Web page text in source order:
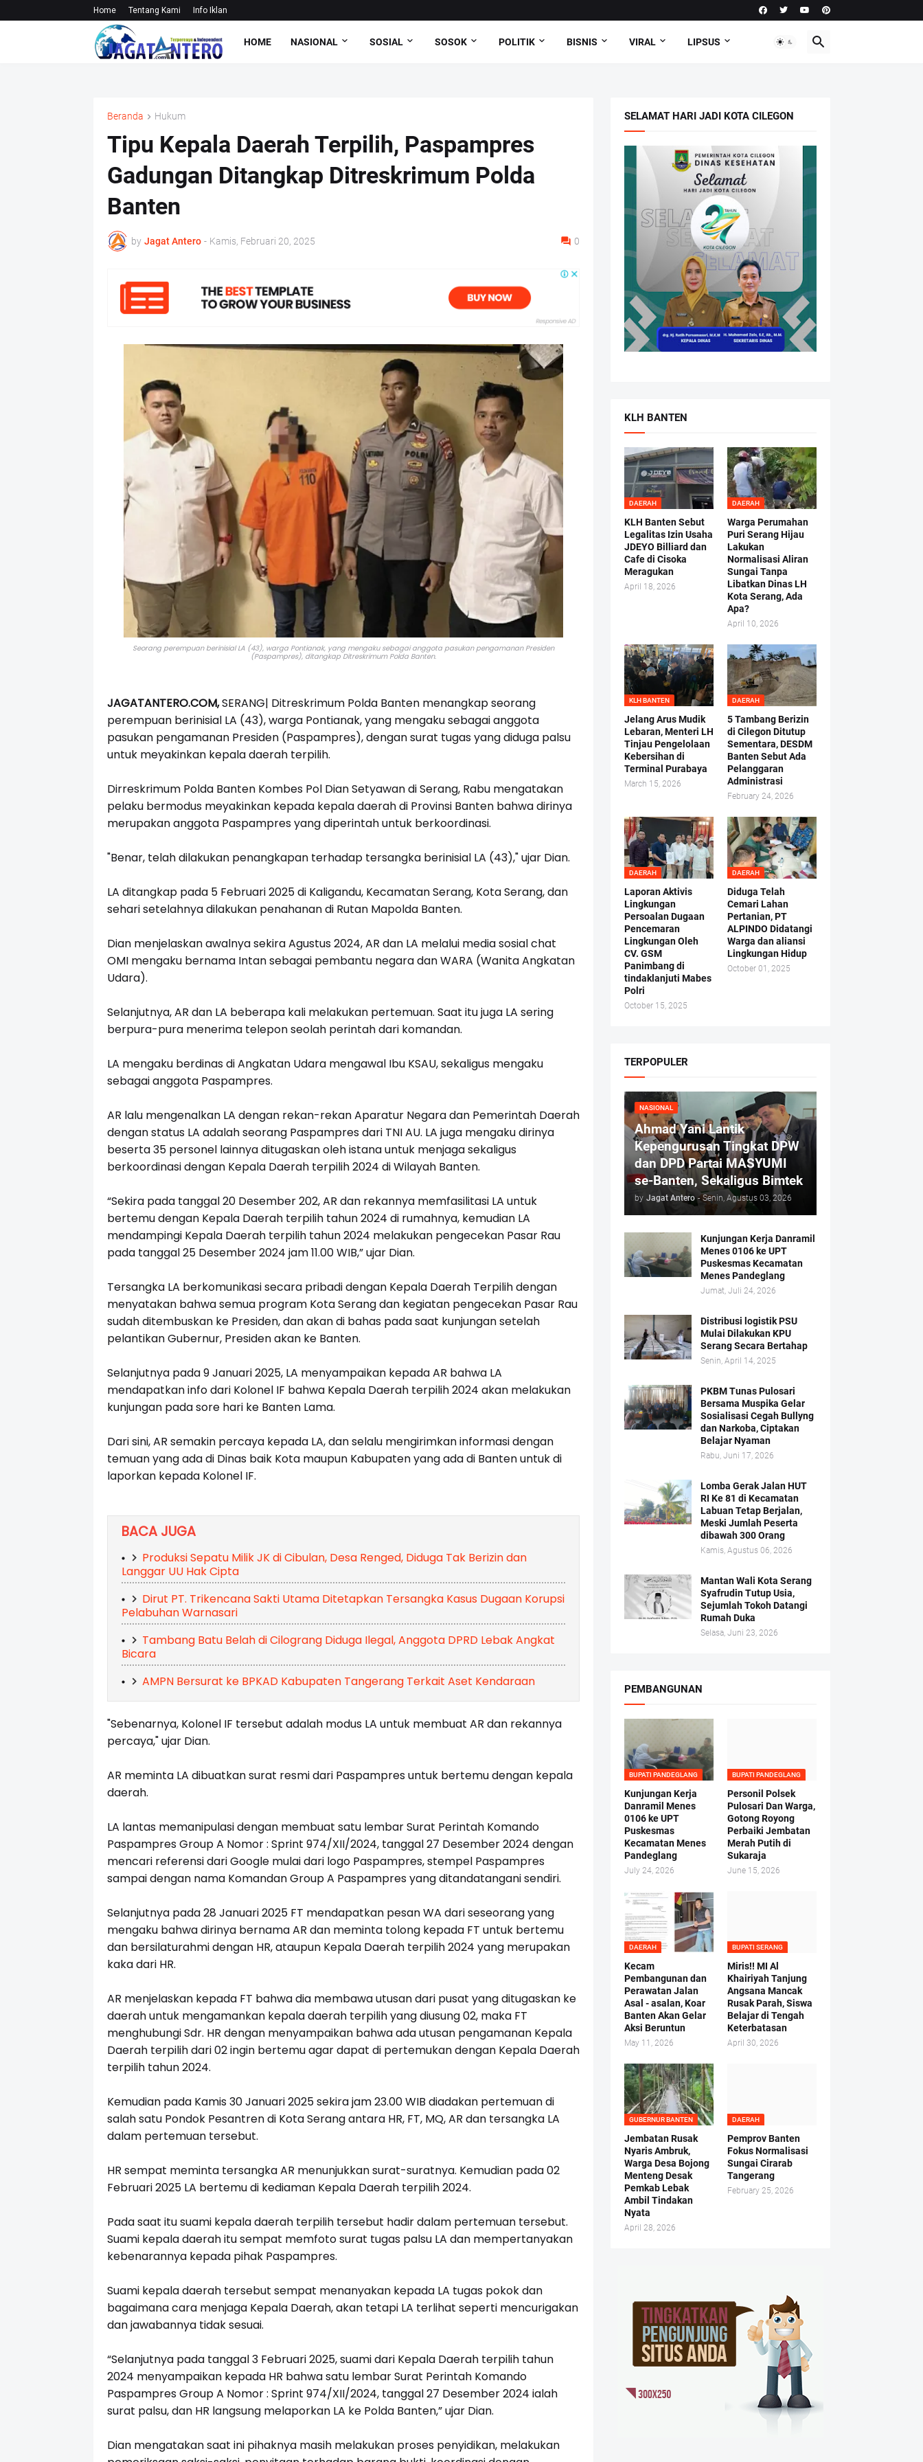
Home Tentang Kami Info Iklan
HOME NASIONAL SOSIAL SOSOK POLITIK BISNIS VIRAL LIPSUS
Beranda Hukum
Tipu Kepala Daerah Terpilih, Paspampres
Gadungan Ditangkap Ditreskrimum Polda
Banten
by Jagat Antero - Kamis, Februari 20, 2025 0
Seorang perempuan berinisial LA (43), warga Pontianak, yang mengaku sebagai anggota pasukan pengamanan Presiden
(Paspampres), ditangkap Ditreskrimum Polda Banten.
JAGATANTERO.COM,SERANG| Ditreskrimum Polda Banten menangkap seorang
perempuan berinisial LA (43), warga Pontianak, yang mengaku sebagai anggota
pasukan pengamanan Presiden (Paspampres), dengan surat tugas yang diduga palsu
untuk meyakinkan kepala daerah terpilih.
Dirreskrimum Polda Banten Kombes Pol Dian Setyawan di Serang, Rabu mengatakan
pelaku bermodus meyakinkan kepada kepala daerah di Provinsi Banten bahwa dirinya
merupakan anggota Paspampres yang diperintah untuk berkoordinasi.
"Benar, telah dilakukan penangkapan terhadap tersangka berinisial LA (43)," ujar Dian.
LA ditangkap pada 5 Februari 2025 di Kaligandu, Kecamatan Serang, Kota Serang, dan
sehari setelahnya dilakukan penahanan di Rutan Mapolda Banten.
Dian menjelaskan awalnya sekira Agustus 2024, AR dan LA melalui media sosial chat
OMI mengaku bernama Intan sebagai pembantu negara dan WARA (Wanita Angkatan
Udara).
Selanjutnya, AR dan LA beberapa kali melakukan pertemuan. Saat itu juga LA sering
berpura-pura menerima telepon seolah perintah dari komandan.
LA mengaku berdinas di Angkatan Udara mengawal Ibu KSAU, sekaligus mengaku
sebagai anggota Paspampres.
AR lalu mengenalkan LA dengan rekan-rekan Aparatur Negara dan Pemerintah Daerah
dengan status LA adalah seorang Paspampres dari TNI AU. LA juga mengaku dirinya
beserta 35 personel lainnya ditugaskan oleh istana untuk menjaga sekaligus
berkoordinasi dengan Kepala Daerah terpilih 2024 di Wilayah Banten.
“Sekira pada tanggal 20 Desember 202, AR dan rekannya memfasilitasi LA untuk
bertemu dengan Kepala Daerah terpilih tahun 2024 di rumahnya, kemudian LA
mendampingi Kepala Daerah terpilih tahun 2024 melakukan pengecekan Pasar Rau
pada tanggal 25 Desember 2024 jam 11.00 WIB,” ujar Dian.
Tersangka LA berkomunikasi secara pribadi dengan Kepala Daerah Terpilih dengan
menyatakan bahwa semua program Kota Serang dan kegiatan pengecekan Pasar Rau
sudah ditembuskan ke Presiden, dan akan di bahas pada saat kunjungan setelah
pelantikan Gubernur, Presiden akan ke Banten.
Selanjutnya pada 9 Januari 2025, LA menyampaikan kepada AR bahwa LA
mendapatkan info dari Kolonel IF bahwa Kepala Daerah terpilih 2024 akan melakukan
kunjungan pada sore hari ke Banten Lama.
Dari sini, AR semakin percaya kepada LA, dan selalu mengirimkan informasi dengan
temuan yang ada di Dinas baik Kota maupun Kabupaten yang ada di Banten untuk di
laporkan kepada Kolonel IF.
BACA JUGA
Produksi Sepatu Milik JK di Cibulan, Desa Renged, Diduga Tak Berizin dan
Langgar UU Hak Cipta
Dirut PT. Trikencana Sakti Utama Ditetapkan Tersangka Kasus Dugaan Korupsi
Pelabuhan Warnasari
Tambang Batu Belah di Cilograng Diduga Ilegal, Anggota DPRD Lebak Angkat
Bicara
AMPN Bersurat ke BPKAD Kabupaten Tangerang Terkait Aset Kendaraan
"Sebenarnya, Kolonel IF tersebut adalah modus LA untuk membuat AR dan rekannya
percaya," ujar Dian.
AR meminta LA dibuatkan surat resmi dari Paspampres untuk bertemu dengan kepala
daerah.
LA lantas memanipulasi dengan membuat satu lembar Surat Perintah Komando
Paspampres Group A Nomor : Sprint 974/XII/2024, tanggal 27 Desember 2024 dengan
mencari referensi dari Google mulai dari logo Paspampres, stempel Paspampres
sampai dengan nama Komandan Group A Paspampres yang ditandatangani sendiri.
Selanjutnya pada 28 Januari 2025 FT mendapatkan pesan WA dari seseorang yang
mengaku bahwa dirinya bernama AR dan meminta tolong kepada FT untuk bertemu
dan bersilaturahmi dengan HR, ataupun Kepala Daerah terpilih 2024 yang merupakan
kaka dari HR.
AR menjelaskan kepada FT bahwa dia membawa utusan dari pusat yang ditugaskan ke
daerah untuk mengamankan kepala daerah terpilih yang diusung 02, maka FT
menghubungi Sdr. HR dengan menyampaikan bahwa ada utusan pengamanan Kepala
Daerah terpilih dari 02 ingin bertemu agar dapat di pertemukan dengan Kepala Daerah
terpilih tahun 2024.
Kemudian pada Kamis 30 Januari 2025 sekira jam 23.00 WIB diadakan pertemuan di
salah satu Pondok Pesantren di Kota Serang antara HR, FT, MQ, AR dan tersangka LA
dalam pertemuan tersebut.
HR sempat meminta tersangka AR menunjukkan surat-suratnya. Kemudian pada 02
Februari 2025 LA bertemu di kediaman Kepala Daerah terpilih 2024.
Pada saat itu suami kepala daerah terpilih tersebut hadir dalam pertemuan tersebut.
Suami kepala daerah itu sempat memfoto surat tugas palsu LA dan mempertanyakan
kebenarannya kepada pihak Paspampres.
Suami kepala daerah tersebut sempat menanyakan kepada LA tugas pokok dan
bagaimana cara menjaga Kepala Daerah, akan tetapi LA terlihat seperti mencurigakan
dan jawabannya tidak sesuai.
“Selanjutnya pada tanggal 3 Februari 2025, suami dari Kepala Daerah terpilih tahun
2024 menyampaikan kepada HR bahwa satu lembar Surat Perintah Komando
Paspampres Group A Nomor : Sprint 974/XII/2024, tanggal 27 Desember 2024 ialah
surat palsu, dan HR langsung melaporkan LA ke Polda Banten,” ujar Dian.
Dian mengatakan saat ini pihaknya masih melakukan proses penyidikan, melakukan
SELAMAT HARI JADI KOTA CILEGON
KLH BANTEN
DAERAH
KLH Banten Sebut
Legalitas Izin Usaha
JDEYO Billiard dan
Cafe di Cisoka
Meragukan
April 18, 2026
DAERAH
Warga Perumahan
Puri Serang Hijau
Lakukan
Normalisasi Aliran
Sungai Tanpa
Libatkan Dinas LH
Kota Serang, Ada
Apa?
April 10, 2026
KLH BANTEN
Jelang Arus Mudik
Lebaran, Menteri LH
Tinjau Pengelolaan
Kebersihan di
Terminal Purabaya
March 15, 2026
DAERAH
5 Tambang Berizin
di Cilegon Ditutup
Sementara, DESDM
Banten Sebut Ada
Pelanggaran
Administrasi
February 24, 2026
DAERAH
Laporan Aktivis
Lingkungan
Persoalan Dugaan
Pencemaran
Lingkungan Oleh
CV. GSM
Panimbang di
tindaklanjuti Mabes
Polri
October 15, 2025
DAERAH
Diduga Telah
Cemari Lahan
Pertanian, PT
ALPINDO Didatangi
Warga dan aliansi
Lingkungan Hidup
October 01, 2025
TERPOPULER
NASIONAL
Ahmad Yani Lantik
Kepengurusan Tingkat DPW
dan DPD Partai MASYUMI
se-Banten, Sekaligus Bimtek
by Jagat Antero - Senin, Agustus 03, 2026
Kunjungan Kerja Danramil
Menes 0106 ke UPT
Puskesmas Kecamatan
Menes Pandeglang
Jumat, Juli 24, 2026
Distribusi logistik PSU
Mulai Dilakukan KPU
Serang Secara Bertahap
Senin, April 14, 2025
PKBM Tunas Pulosari
Bersama Muspika Gelar
Sosialisasi Cegah Bullyng
dan Narkoba, Ciptakan
Belajar Nyaman
Rabu, Juni 17, 2026
Lomba Gerak Jalan HUT
RI Ke 81 di Kecamatan
Labuan Tetap Berjalan,
Meski Jumlah Peserta
dibawah 300 Orang
Kamis, Agustus 06, 2026
Mantan Wali Kota Serang
Syafrudin Tutup Usia,
Sejumlah Tokoh Datangi
Rumah Duka
Selasa, Juni 23, 2026
PEMBANGUNAN
BUPATI PANDEGLANG
Kunjungan Kerja
Danramil Menes
0106 ke UPT
Puskesmas
Kecamatan Menes
Pandeglang
July 24, 2026
BUPATI PANDEGLANG
Personil Polsek
Pulosari Dan Warga,
Gotong Royong
Perbaiki Jembatan
Merah Putih di
Sukaraja
June 15, 2026
DAERAH
Kecam
Pembangunan dan
Perawatan Jalan
Asal - asalan, Koar
Banten Akan Gelar
Aksi Beruntun
May 11, 2026
BUPATI SERANG
Miris!! MI Al
Khairiyah Tanjung
Angsana Mancak
Rusak Parah, Siswa
Belajar di Tengah
Keterbatasan
April 30, 2026
GUBERNUR BANTEN
Jembatan Rusak
Nyaris Ambruk,
Warga Desa Bojong
Menteng Desak
Pemkab Lebak
Ambil Tindakan
Nyata
April 28, 2026
DAERAH
Pemprov Banten
Fokus Normalisasi
Sungai Cirarab
Tangerang
February 25, 2026